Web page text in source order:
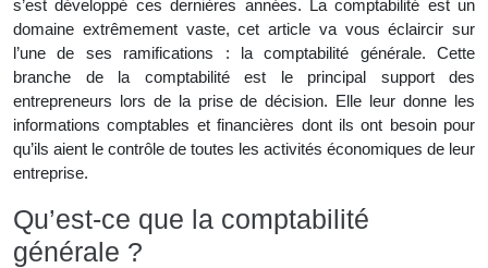
s’est développé ces dernières années. La comptabilité est un
domaine extrêmement vaste, cet article va vous éclaircir sur
l’une de ses ramifications : la comptabilité générale. Cette
branche de la comptabilité est le principal support des
entrepreneurs lors de la prise de décision. Elle leur donne les
informations comptables et financières dont ils ont besoin pour
qu’ils aient le contrôle de toutes les activités économiques de leur
entreprise.
Qu’est-ce que la comptabilité
générale ?